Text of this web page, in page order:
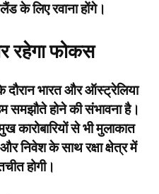
के लिए रवाना होंगे।
रहेगा फोकस
दौरान भारत और ऑस्ट्रेलिया
समझौते होने की संभावना है।
कारोबारियों से भी मुलाकात
निवेश के साथ रक्षा क्षेत्र में
होगी।